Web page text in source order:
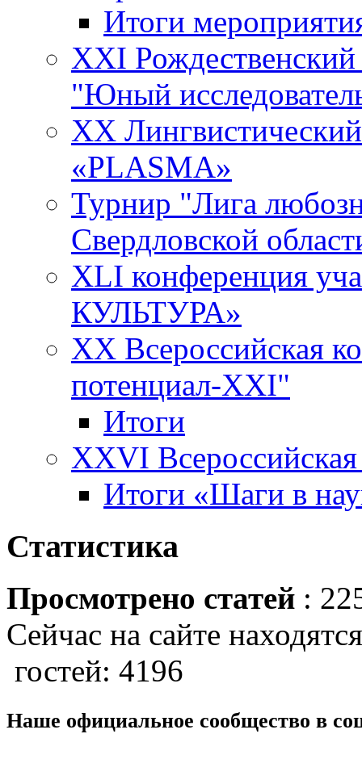
Итоги
XXI
"Юный
XX
«PLASMA»
Турнир "Лига
Свердловской
XLI конференция
КУЛЬТУРА»
XX Всероссийская
потенциал-XXI"
Итоги
XXVI
Итоги «Шаги в
Статистика
Просмотрено статей :
Сейчас на сайте
гостей: 4196
Наше официальное сообщество в